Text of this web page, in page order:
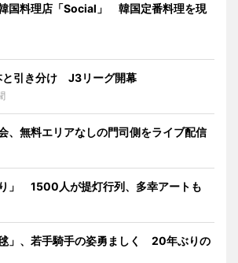
国料理店「Social」 韓国定番料理を現
と引き分け J3リーグ開幕
、無料エリアなしの門司側をライブ配信
」 1500人が提灯行列、多幸アートも
」、若手騎手の姿勇ましく 20年ぶりの